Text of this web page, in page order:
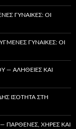
ΓΥΝΑΊΚΕΣ: ΟΙ
ΓΥΝΑΊΚΕΣ: ΟΙ
— ΑΛΉΘΕΙΕΣ ΚΑΙ
ΙΣΌΤΗΤΑ ΣΤΗ
ΠΑΡΘΈΝΕΣ, ΧΉΡΕΣ ΚΑΙ